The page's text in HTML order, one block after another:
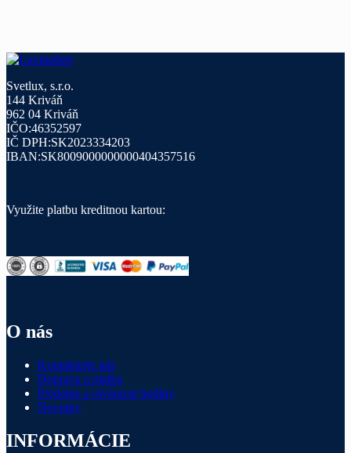
Svetlux, s.r.o.
144 Kriváň
962 04 Kriváň
IČO:46352597
IČ DPH:SK2023334203
IBAN:SK8009000000000404357516
Využite platbu kreditnou kartou:
O nás
Kontaktujte nás
Doprava a platba
Predajne a otváracie hodiny
Novinky
INFORMÁCIE